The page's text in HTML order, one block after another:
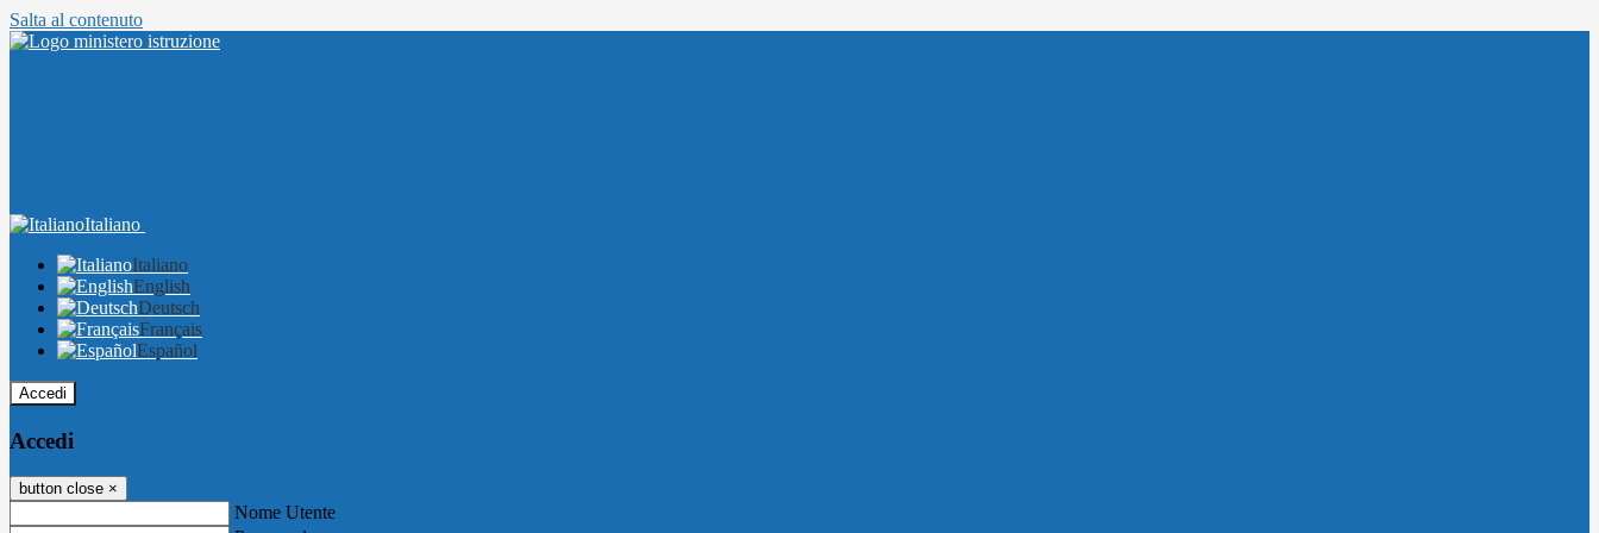
Salta al contenuto
Italiano
Italiano
English
Deutsch
Français
Español
Accedi
Accedi
button close ×
Nome Utente